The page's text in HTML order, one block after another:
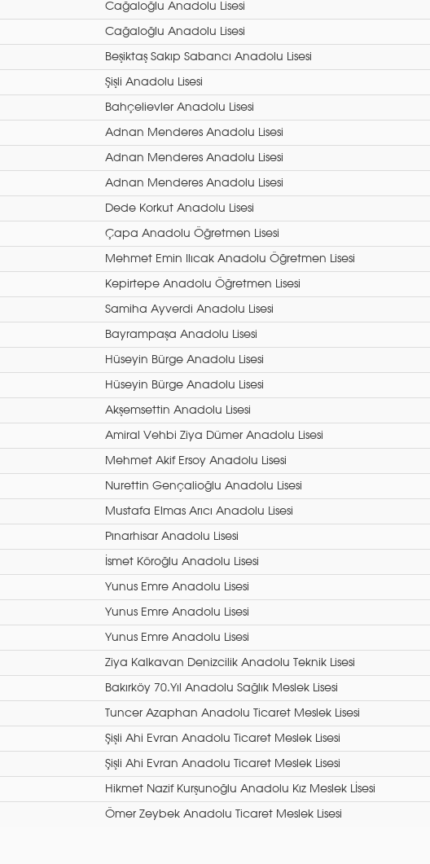
Cağaloğlu Anadolu Lisesi
Cağaloğlu Anadolu Lisesi
Beşiktaş Sakıp Sabancı Anadolu Lisesi
Şişli Anadolu Lisesi
Bahçelievler Anadolu Lisesi
Adnan Menderes Anadolu Lisesi
Adnan Menderes Anadolu Lisesi
Adnan Menderes Anadolu Lisesi
Dede Korkut Anadolu Lisesi
Çapa Anadolu Öğretmen Lisesi
Mehmet Emin Ilıcak Anadolu Öğretmen Lisesi
Kepirtepe Anadolu Öğretmen Lisesi
Samiha Ayverdi Anadolu Lisesi
Bayrampaşa Anadolu Lisesi
Hüseyin Bürge Anadolu Lisesi
Hüseyin Bürge Anadolu Lisesi
Akşemsettin Anadolu Lisesi
Amiral Vehbi Ziya Dümer Anadolu Lisesi
Mehmet Akif Ersoy Anadolu Lisesi
Nurettin Gençalioğlu Anadolu Lisesi
Mustafa Elmas Arıcı Anadolu Lisesi
Pınarhisar Anadolu Lisesi
İsmet Köroğlu Anadolu Lisesi
Yunus Emre Anadolu Lisesi
Yunus Emre Anadolu Lisesi
Yunus Emre Anadolu Lisesi
Ziya Kalkavan Denizcilik Anadolu Teknik Lisesi
Bakırköy 70.Yıl Anadolu Sağlık Meslek Lisesi
Tuncer Azaphan Anadolu Ticaret Meslek Lisesi
Şişli Ahi Evran Anadolu Ticaret Meslek Lisesi
Şişli Ahi Evran Anadolu Ticaret Meslek Lisesi
Hikmet Nazif Kurşunoğlu Anadolu Kız Meslek Lİsesi
Ömer Zeybek Anadolu Ticaret Meslek Lisesi